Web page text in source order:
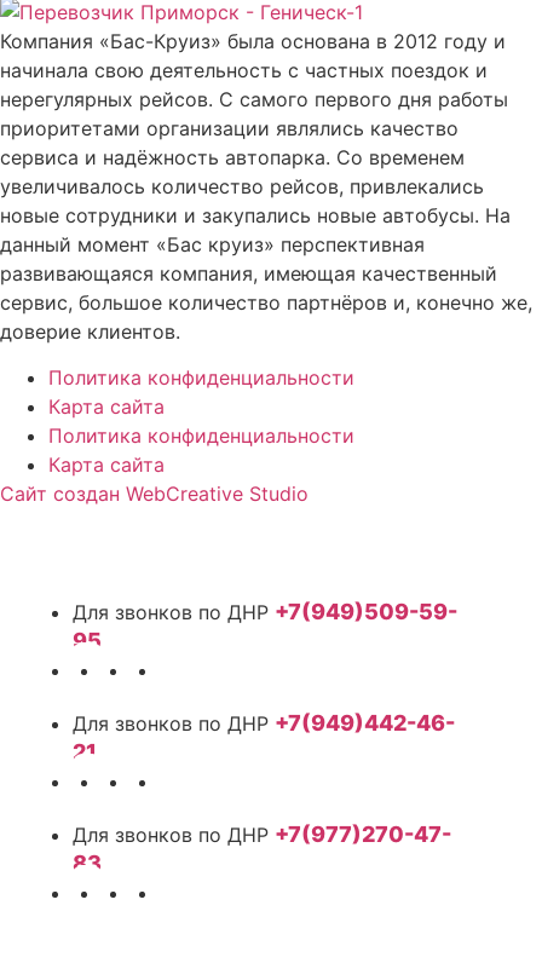
Компания «Бас-Круиз» была основана в 2012 году и
начинала свою деятельность с частных поездок и
нерегулярных рейсов. С самого первого дня работы
приоритетами организации являлись качество
сервиса и надёжность автопарка. Со временем
увеличивалось количество рейсов, привлекались
новые сотрудники и закупались новые автобусы. На
данный момент «Бас круиз» перспективная
развивающаяся компания, имеющая качественный
сервис, большое количество партнёров и, конечно же,
доверие клиентов.
Политика конфиденциальности
Карта сайта
Политика конфиденциальности
Карта сайта
Сайт создан WebCreative Studio
+7(949)509-59-
95
+7(949)442-46-
21
+7(977)270-47-
83